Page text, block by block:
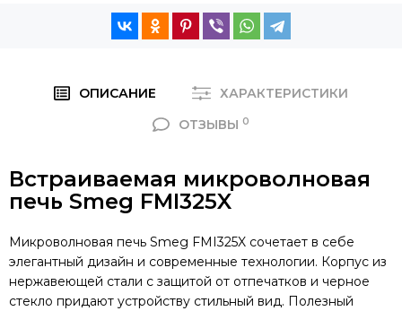
ОПИСАНИЕ
ХАРАКТЕРИСТИКИ
ОТЗЫВЫ 0
Встраиваемая микроволновая
печь Smeg FMI325X
Микроволновая печь Smeg FMI325X сочетает в себе
элегантный дизайн и современные технологии. Корпус из
нержавеющей стали с защитой от отпечатков и черное
стекло придают устройству стильный вид. Полезный